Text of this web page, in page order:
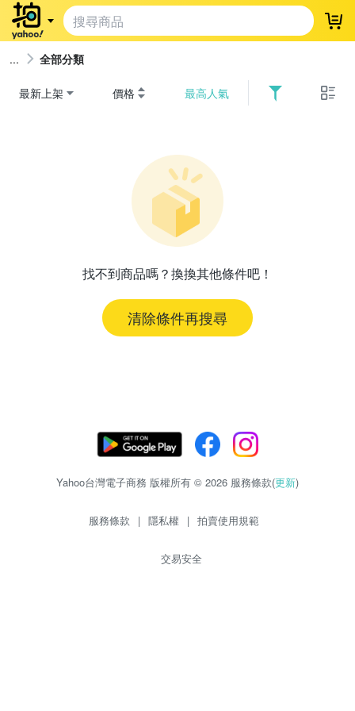
登
全部分類
最新上架 價格 最高人氣
找不到商品嗎？換換其他條件吧！
清除條件再搜尋
Yahoo台灣電子商務 版權所有 © 2026 服務條款(更新)
服務條款 | 隱私權 | 拍賣使用規範
交易安全